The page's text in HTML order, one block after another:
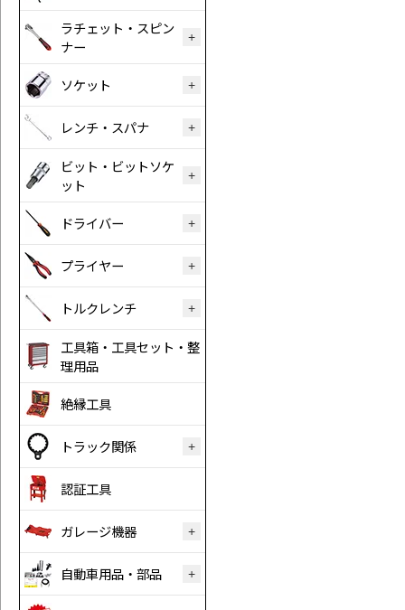
ラチェット・スピン
ナー
ソケット
レンチ・スパナ
ビット・ビットソケ
ット
ドライバー
プライヤー
トルクレンチ
工具箱・工具セット・整
理用品
絶縁工具
トラック関係
認証工具
ガレージ機器
自動車用品・部品